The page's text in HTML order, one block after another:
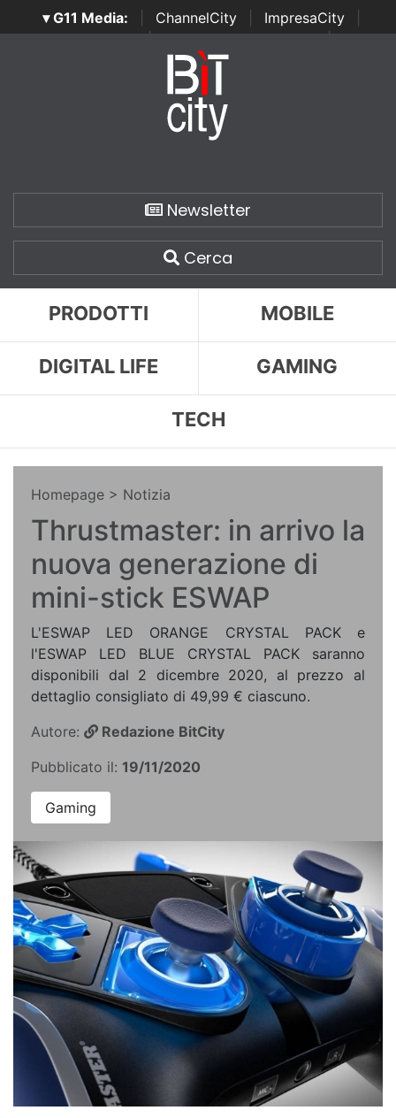
▾ G11 Media: ChannelCity ImpresaCity
SecurityOpenLab | Italian Channel Awards | Italian
Italian Security Awards
Newsletter
Cerca
PRODOTTI MOBILE
DIGITAL LIFE GAMING
TECH
Homepage > Notizia
Thrustmaster: in arrivo la
nuova generazione di
mini-stick ESWAP
L'ESWAP LED ORANGE CRYSTAL PACK e
l'ESWAP LED BLUE CRYSTAL PACK saranno
disponibili dal 2 dicembre 2020, al prezzo al
dettaglio consigliato di 49,99 € ciascuno.
Autore:
Redazione BitCity
Pubblicato il: 19/11/2020
Gaming